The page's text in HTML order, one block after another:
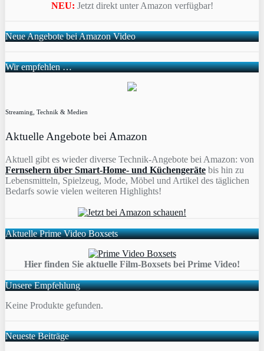
NEU: Jetzt direkt unter Amazon verfügbar!
Neue Angebote bei Amazon Video
Wir empfehlen …
Streaming, Technik & Medien
Aktuelle Angebote bei Amazon
Aktuell gibt es wieder diverse Technik-Angebote bei Amazon: von
Fernsehern über Smart-Home- und Küchengeräte bis hin zu
Lebensmitteln, Spielzeug, Mode, Möbel und Artikel des täglichen
Bedarfs sowie vielen weiteren Highlights!
Aktuelle Prime Video Boxsets
Hier finden Sie aktuelle Film-Boxsets bei Prime Video!
Unsere Empfehlung
Keine Produkte gefunden.
Neueste Beiträge